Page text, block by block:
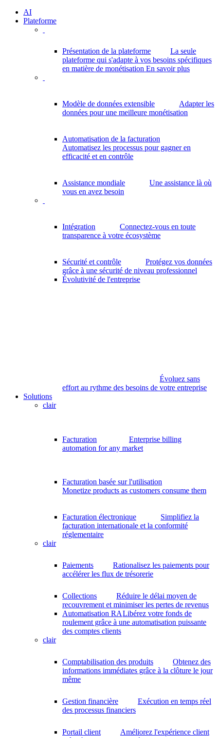
AI
Plateforme
Présentation de la plateforme
La seule
plateforme qui s'adapte à vos besoins spécifiques
en matière de monétisation En savoir plus
Modèle de données extensible
Adapter les
données pour une meilleure monétisation
Automatisation de la facturation
Automatisez les processus pour gagner en
efficacité et en contrôle
Assistance mondiale
Une assistance là où
vous en avez besoin
Intégration
Connectez-vous en toute
transparence à votre écosystème
Sécurité et contrôle
Protégez vos données
grâce à une sécurité de niveau professionnel
Évolutivité de l'entreprise
Évoluez sans
effort au rythme des besoins de votre entreprise
Solutions
clair
Facturation
Enterprise billing
automation for any market
Facturation basée sur l'utilisation
Monetize products as customers consume them
Facturation électronique
Simplifiez la
facturation internationale et la conformité
réglementaire
clair
Paiements
Rationalisez les paiements pour
accélérer les flux de trésorerie
Collections
Réduire le délai moyen de
recouvrement et minimiser les pertes de revenus
Automatisation RALibérez votre fonds de
roulement grâce à une automatisation puissante
des comptes clients
clair
Comptabilisation des produits
Obtenez des
informations immédiates grâce à la clôture le jour
même
Gestion financière
Exécution en temps réel
des processus financiers
Portail client
Améliorez l'expérience client